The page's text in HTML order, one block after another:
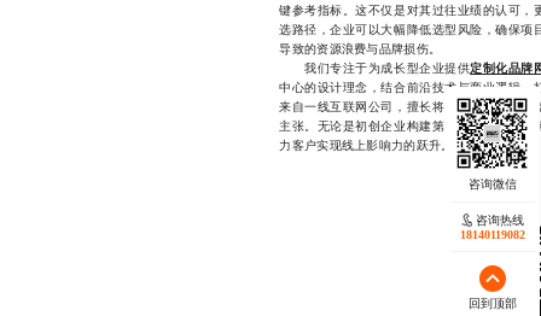
键参考指标。这不仅是对其过往业绩的认可
选路径，企业可以大幅降低选型风险，确保
导致的资源浪费与品牌损伤。
我们专注于为成长型企业提供定制化品牌
中心的设计理念，结合前沿技术与商业逻辑
来自一线互联网公司，擅长将品牌基因融入
主张。无论是初创企业构建第一印象，还是
力客户实现线上影响力的跃升。17723342546
咨询热线
18140119082
回到顶部